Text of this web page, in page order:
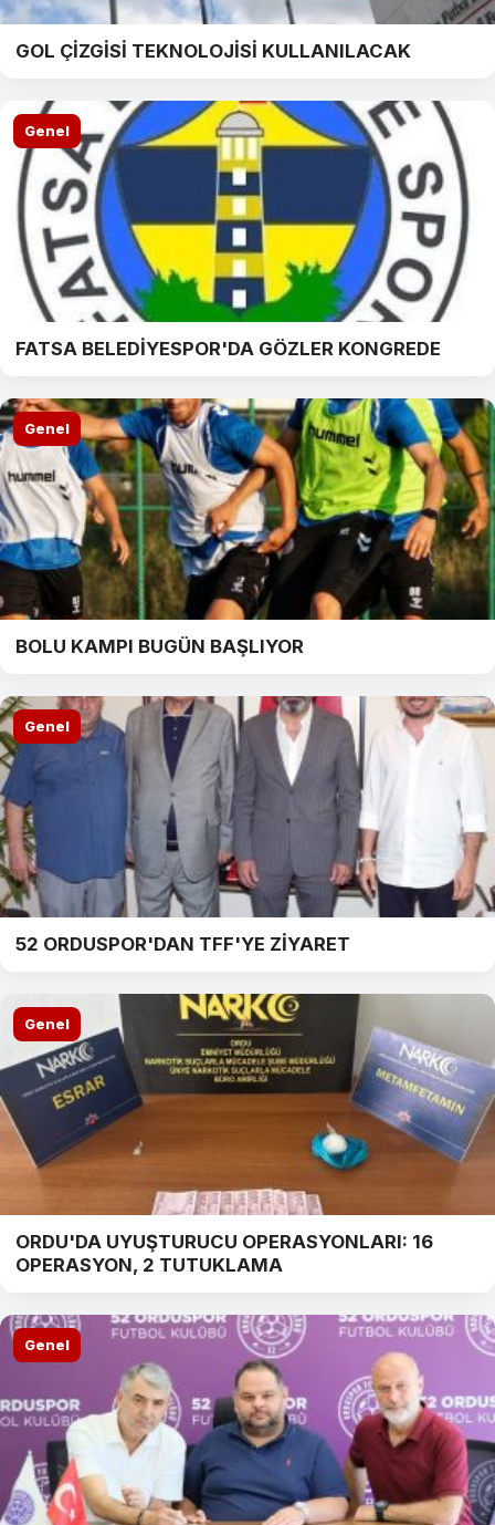
GOL ÇİZGİSİ TEKNOLOJİSİ KULLANILACAK
Genel
FATSA BELEDİYESPOR'DA GÖZLER KONGREDE
Genel
BOLU KAMPI BUGÜN BAŞLIYOR
Genel
52 ORDUSPOR'DAN TFF'YE ZİYARET
Genel
ORDU'DA UYUŞTURUCU OPERASYONLARI: 16
OPERASYON, 2 TUTUKLAMA
Genel